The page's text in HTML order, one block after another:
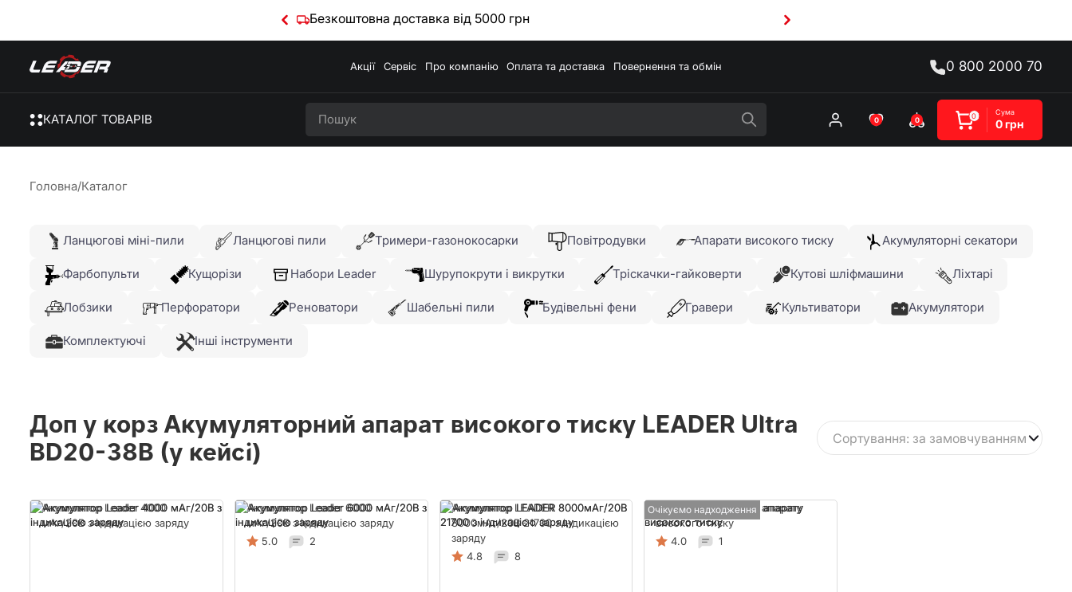
Безкоштовна доставка від 5000 грн
Акції Сервіс Про компанію Оплата та доставка Повернення та обмін 0 800 2000 70
КАТАЛОГ ТОВАРІВ 0 0 0 Сума
0 грн
Головна/Каталог
Ланцюгові міні-пили Ланцюгові пили Тримери-газонокосарки Повітродувки Апарати високого тиску Акумуляторні секатори
Фарбопульти Кущорізи Набори Leader Шурупокрути і викрутки Тріскачки-гайковерти Кутові шліфмашини Ліхтарі
Лобзики Перфоратори Реноватори Шабельні пили Будівельні фени Гравери Культиватори Акумулятори
Комплектуючі Інші інструменти
Доп у корз Акумуляторний апарат високого тиску LEADER Ultra
BD20-38B (у кейсі)
Сортування: за замовчуванням
Акумулятор Leader 4000
мАг/20В з індикацією заряду
Акумулятор Leader 6000
мАг/20В з індикацією заряду
5.0
2
Акумулятор LEADER
8000мАг/20В 21700 з індикацією
заряду
4.8
8
Очікуємо надходження
Насадка (0-45°) для апарату
високого тиску
4.0
1